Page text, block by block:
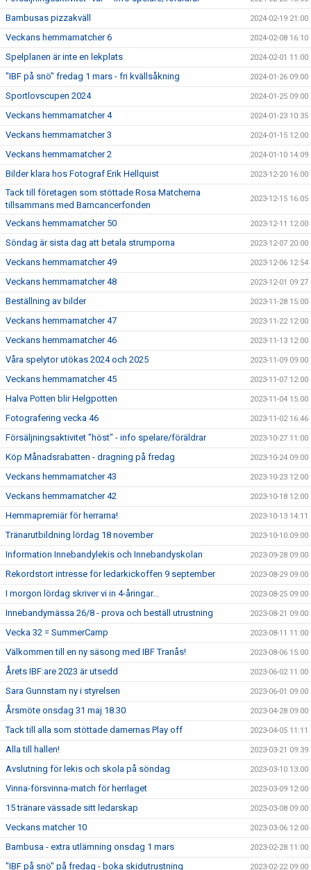
Bambusas pizzakväll 2024-02-19 21:00
Veckans hemmamatcher 6 2024-02-08 16:10
Spelplanen är inte en lekplats 2024-02-01 11:00
"IBF på snö" fredag 1 mars - fri kvällsåkning 2024-01-26 09:00
Sportlovscupen 2024 2024-01-25 09:00
Veckans hemmamatcher 4 2024-01-23 10:35
Veckans hemmamatcher 3 2024-01-15 12:00
Veckans hemmamatcher 2 2024-01-10 14:09
Bilder klara hos Fotograf Erik Hellquist 2023-12-20 16:00
Tack till företagen som stöttade Rosa Matcherna
tillsammans med Barncancerfonden
2023-12-15 16:05
Veckans hemmamatcher 50 2023-12-11 12:00
Söndag är sista dag att betala strumporna 2023-12-07 20:00
Veckans hemmamatcher 49 2023-12-06 12:54
Veckans hemmamatcher 48 2023-12-01 09:27
Beställning av bilder 2023-11-28 15:00
Veckans hemmamatcher 47 2023-11-22 12:00
Veckans hemmamatcher 46 2023-11-13 12:00
Våra spelytor utökas 2024 och 2025 2023-11-09 09:00
Veckans hemmamatcher 45 2023-11-07 12:00
Halva Potten blir Helgpotten 2023-11-04 15:00
Fotografering vecka 46 2023-11-02 16:46
Försäljningsaktivitet "höst" - info spelare/föräldrar 2023-10-27 11:00
Köp Månadsrabatten - dragning på fredag 2023-10-24 09:00
Veckans hemmamatcher 43 2023-10-23 12:00
Veckans hemmamatcher 42 2023-10-18 12:00
Hemmapremiär för herrarna! 2023-10-13 14:11
Tränarutbildning lördag 18 november 2023-10-10 09:00
Information Innebandylekis och Innebandyskolan 2023-09-28 09:00
Rekordstort intresse för ledarkickoffen 9 september 2023-08-29 09:00
I morgon lördag skriver vi in 4-åringar... 2023-08-25 09:00
Innebandymässa 26/8 - prova och beställ utrustning 2023-08-21 09:00
Vecka 32 = SummerCamp 2023-08-11 11:00
Välkommen till en ny säsong med IBF Tranås! 2023-08-06 15:00
Årets IBF:are 2023 är utsedd 2023-06-02 11:00
Sara Gunnstam ny i styrelsen 2023-06-01 09:00
Årsmöte onsdag 31 maj 18.30 2023-04-28 09:00
Tack till alla som stöttade damernas Play off 2023-04-05 11:11
Alla till hallen! 2023-03-21 09:39
Avslutning för lekis och skola på söndag 2023-03-10 13:00
Vinna-försvinna-match för herrlaget 2023-03-09 12:00
15 tränare vässade sitt ledarskap 2023-03-08 09:00
Veckans matcher 10 2023-03-06 12:00
Bambusa - extra utlämning onsdag 1 mars 2023-02-28 11:00
"IBF på snö" på fredag - boka skidutrustning 2023-02-22 09:00